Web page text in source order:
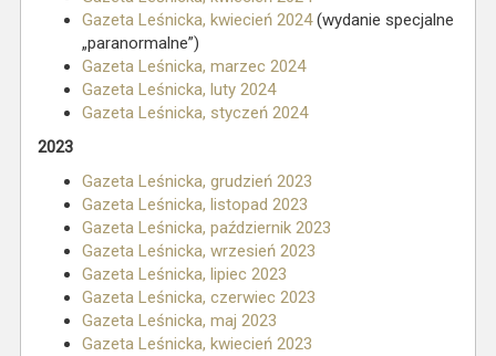
Gazeta Leśnicka, kwiecień 2024(wydanie specjalne
„paranormalne”)
Gazeta Leśnicka, marzec 2024
Gazeta Leśnicka, luty 2024
Gazeta Leśnicka, styczeń 2024
2023
Gazeta Leśnicka, grudzień 2023
Gazeta Leśnicka, listopad 2023
Gazeta Leśnicka, październik 2023
Gazeta Leśnicka, wrzesień 2023
Gazeta Leśnicka, lipiec 2023
Gazeta Leśnicka, czerwiec 2023
Gazeta Leśnicka, maj 2023
Gazeta Leśnicka, kwiecień 2023